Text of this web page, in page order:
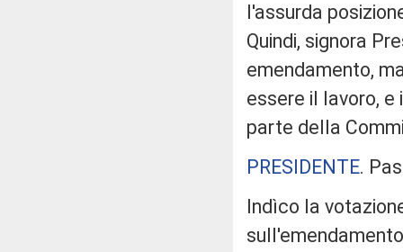
l'assurda
Quindi, signora
emendamento,
essere il lavoro, e
parte della
PRESIDENTE.
Indìco la